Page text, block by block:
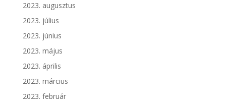
2023. augusztus
2023. július
2023. június
2023. május
2023. április
2023. március
2023. február